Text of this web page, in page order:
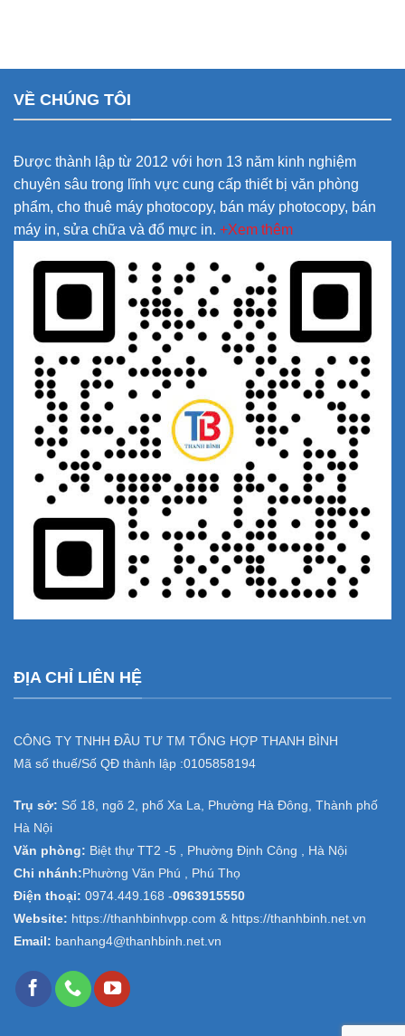
VỀ CHÚNG TÔI
Được thành lập từ 2012 với hơn 13 năm kinh nghiệm
chuyên sâu trong lĩnh vực cung cấp thiết bị văn phòng
phẩm, cho thuê máy photocopy, bán máy photocopy, bán
máy in, sửa chữa và đổ mực in. +Xem thêm
ĐỊA CHỈ LIÊN HỆ
CÔNG TY TNHH ĐẦU TƯ TM TỔNG HỢP THANH BÌNH
Mã số thuế/Số QĐ thành lập :0105858194
Trụ sở: Số 18, ngõ 2, phố Xa La, Phường Hà Đông, Thành phố
Hà Nội
Văn phòng: Biệt thự TT2 -5 , Phường Định Công , Hà Nội
Chi nhánh: Phường Văn Phú , Phú Thọ
Điện thoại: 0974.449.168 -0963915550
Website: https://thanhbinhvpp.com & https://thanhbinh.net.vn
Email: banhang4@thanhbinh.net.vn